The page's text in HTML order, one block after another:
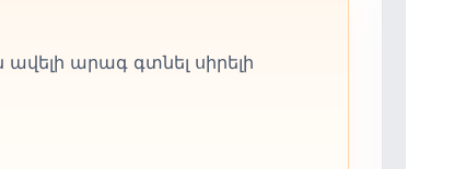
արագ գտնել սիրելի